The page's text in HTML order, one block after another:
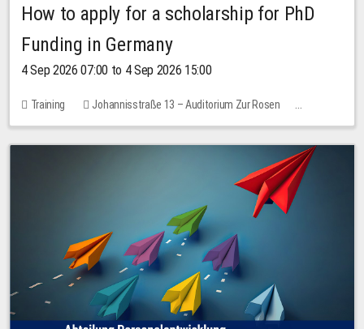
How to apply for a scholarship for PhD
Funding in Germany
4 Sep 2026 07:00 to 4 Sep 2026 15:00
Training
Johannisstraße 13 – Auditorium Zur Rosen
7 places
10.00 EUR